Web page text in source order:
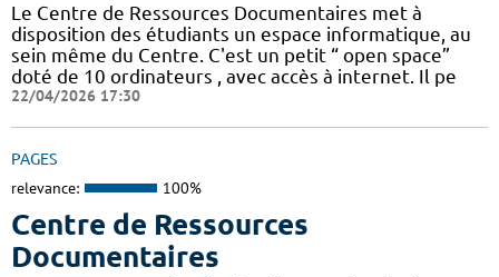
Le Centre de Ressources Documentaires met à
disposition des étudiants un espace informatique, au
sein même du Centre. C'est un petit “ open space”
doté de 10 ordinateurs , avec accès à internet. Il pe
22/04/2026 17:30
PAGES
relevance: 100%
Centre de Ressources
Documentaires